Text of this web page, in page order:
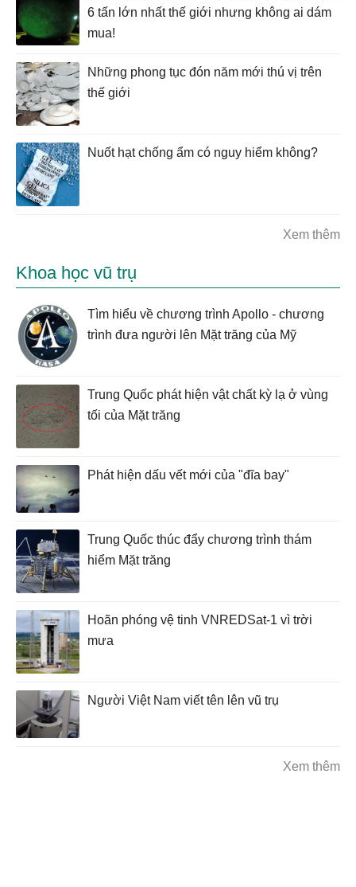
6 tấn lớn nhất thế giới nhưng không ai dám
mua!
Những phong tục đón năm mới thú vị trên
thế giới
Nuốt hạt chống ẩm có nguy hiểm không?
Xem thêm
Khoa học vũ trụ
Tìm hiểu về chương trình Apollo - chương
trình đưa người lên Mặt trăng của Mỹ
Trung Quốc phát hiện vật chất kỳ lạ ở vùng
tối của Mặt trăng
Phát hiện dấu vết mới của "đĩa bay"
Trung Quốc thúc đẩy chương trình thám
hiểm Mặt trăng
Hoãn phóng vệ tinh VNREDSat-1 vì trời
mưa
Người Việt Nam viết tên lên vũ trụ
Xem thêm